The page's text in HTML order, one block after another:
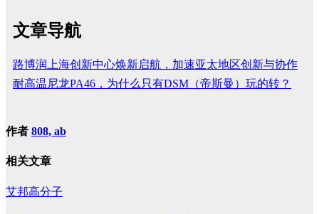
文章导航
路博润上海创新中心焕新启航，加速亚太地区创新与协作
耐高温尼龙PA46，为什么只有DSM（帝斯曼）玩的转？
作者 808, ab
相关文章
艾邦高分子